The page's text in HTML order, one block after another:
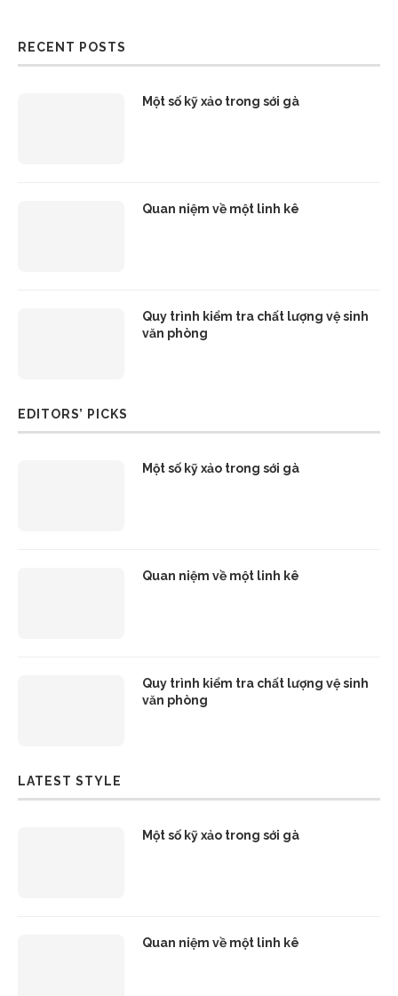
RECENT POSTS
Một số kỹ xảo trong sới gà
Quan niệm về một linh kê
Quy trình kiểm tra chất lượng vệ sinh
văn phòng
EDITORS’ PICKS
Một số kỹ xảo trong sới gà
Quan niệm về một linh kê
Quy trình kiểm tra chất lượng vệ sinh
văn phòng
LATEST STYLE
Một số kỹ xảo trong sới gà
Quan niệm về một linh kê